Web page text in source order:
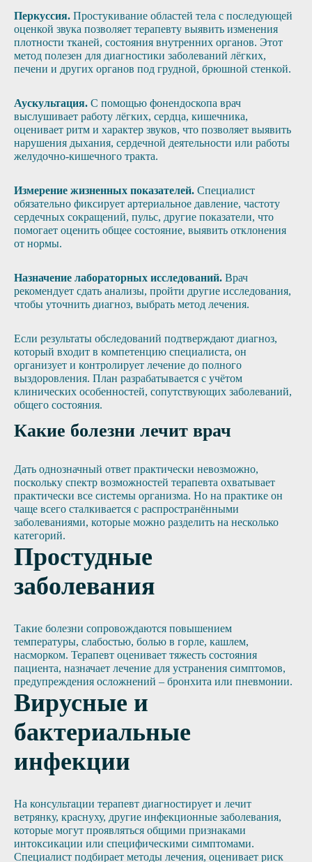
Перкуссия. Простукивание областей тела с последующей
оценкой звука позволяет терапевту выявить изменения
плотности тканей, состояния внутренних органов. Этот
метод полезен для диагностики заболеваний лёгких,
печени и других органов под грудной, брюшной стенкой.
Аускультация. С помощью фонендоскопа врач
выслушивает работу лёгких, сердца, кишечника,
оценивает ритм и характер звуков, что позволяет выявить
нарушения дыхания, сердечной деятельности или работы
желудочно-кишечного тракта.
Измерение жизненных показателей. Специалист
обязательно фиксирует артериальное давление, частоту
сердечных сокращений, пульс, другие показатели, что
помогает оценить общее состояние, выявить отклонения
от нормы.
Назначение лабораторных исследований. Врач
рекомендует сдать анализы, пройти другие исследования,
чтобы уточнить диагноз, выбрать метод лечения.
Если результаты обследований подтверждают диагноз,
который входит в компетенцию специалиста, он
организует и контролирует лечение до полного
выздоровления. План разрабатывается с учётом
клинических особенностей, сопутствующих заболеваний,
общего состояния.
Какие болезни лечит врач
Дать однозначный ответ практически невозможно,
поскольку спектр возможностей терапевта охватывает
практически все системы организма. Но на практике он
чаще всего сталкивается с распространёнными
заболеваниями, которые можно разделить на несколько
категорий.
Простудные
заболевания
Такие болезни сопровождаются повышением
температуры, слабостью, болью в горле, кашлем,
насморком. Терапевт оценивает тяжесть состояния
пациента, назначает лечение для устранения симптомов,
предупреждения осложнений – бронхита или пневмонии.
Вирусные и
бактериальные
инфекции
На консультации терапевт диагностирует и лечит
ветрянку, краснуху, другие инфекционные заболевания,
которые могут проявляться общими признаками
интоксикации или специфическими симптомами.
Специалист подбирает методы лечения, оценивает риск